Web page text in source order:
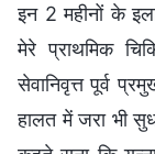
इन 2 महीनों के
मेरे प्राथमिक
सेवानिवृत्त पूर्व
हालत में जरा भी